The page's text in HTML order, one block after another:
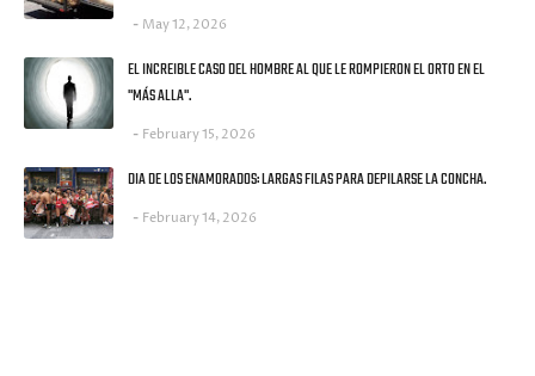
May 12, 2026
EL INCREIBLE CASO DEL HOMBRE AL QUE LE ROMPIERON EL ORTO EN EL
"MÁS ALLA".
February 15, 2026
DIA DE LOS ENAMORADOS: LARGAS FILAS PARA DEPILARSE LA CONCHA.
February 14, 2026